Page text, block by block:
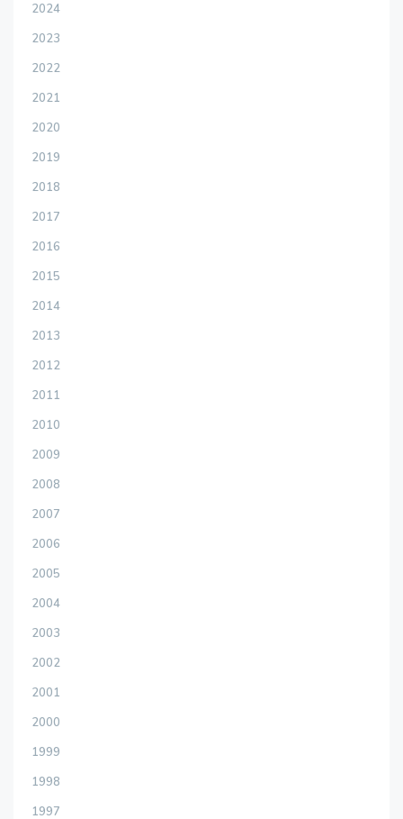
2024
2023
2022
2021
2020
2019
2018
2017
2016
2015
2014
2013
2012
2011
2010
2009
2008
2007
2006
2005
2004
2003
2002
2001
2000
1999
1998
1997